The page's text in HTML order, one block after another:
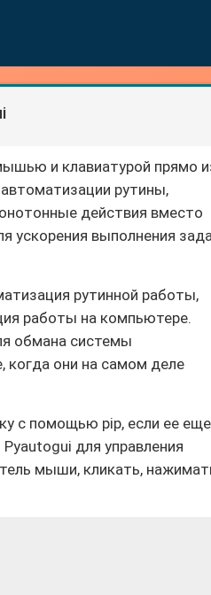
и клавиатурой прямо
рутины,
действия вместо
ускорения выполнения
рутинной работы,
работы на компьютере.
обмана системы
когда они на самом деле
с помощью pip, если ее еще
для управления
мыши, кликать,